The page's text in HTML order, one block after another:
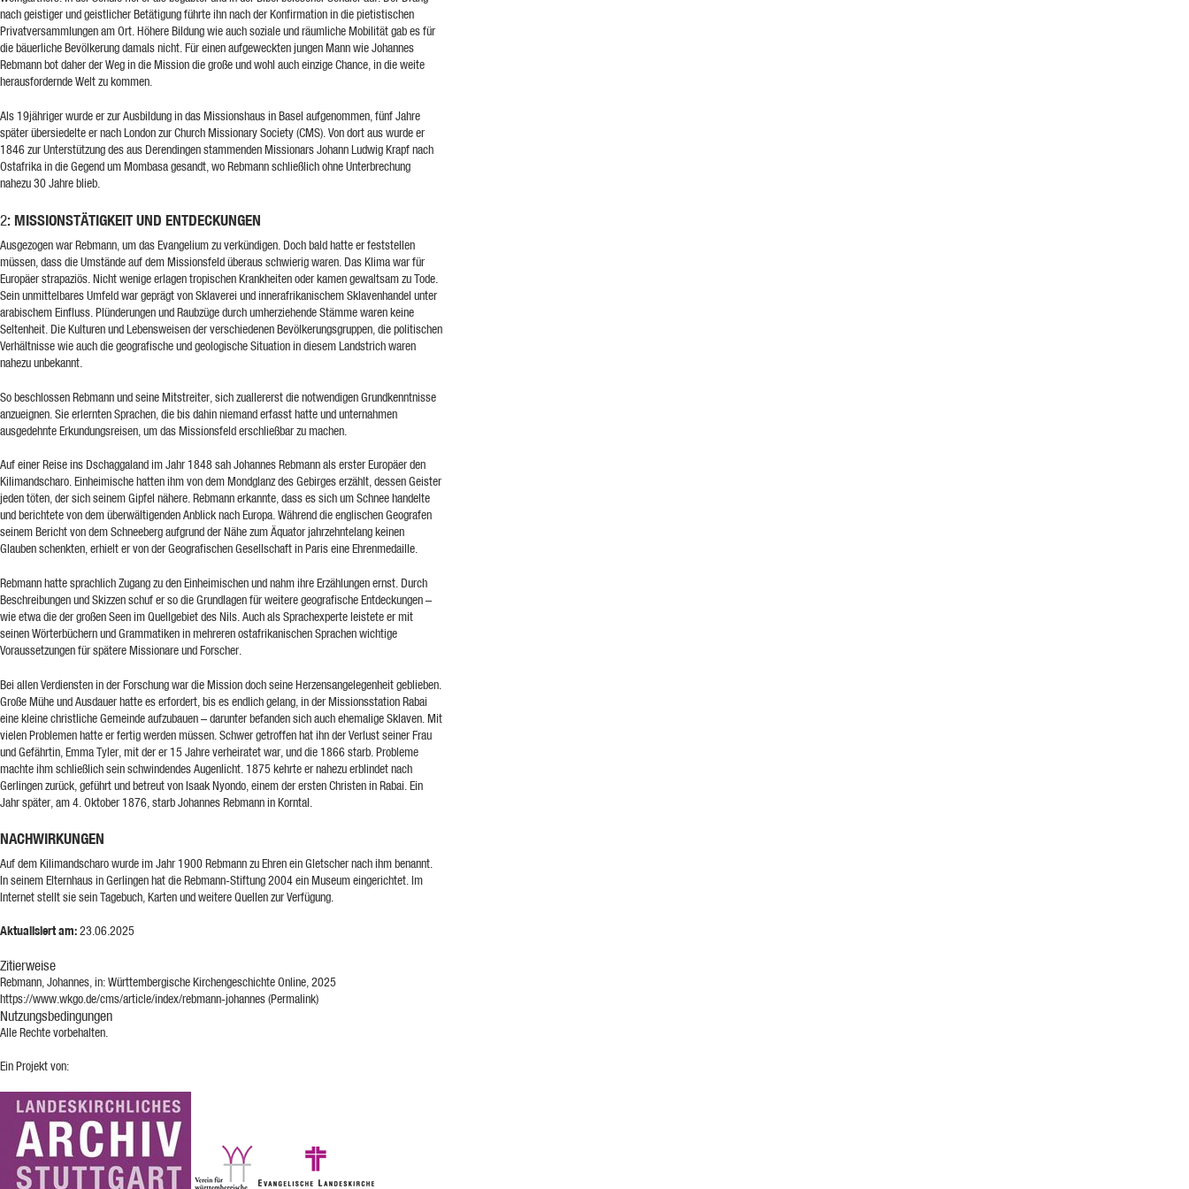
nach geistiger und geistlicher Betätigung führte ihn nach der Konfirmation in die pietistischen
Privatversammlungen am Ort. Höhere Bildung wie auch soziale und räumliche Mobilität gab es für
die bäuerliche Bevölkerung damals nicht. Für einen aufgeweckten jungen Mann wie Johannes
Rebmann bot daher der Weg in die Mission die große und wohl auch einzige Chance, in die weite
herausfordernde Welt zu kommen.
Als 19jähriger wurde er zur Ausbildung in das Missionshaus in Basel aufgenommen, fünf Jahre
später übersiedelte er nach London zur Church Missionary Society (CMS). Von dort aus wurde er
1846 zur Unterstützung des aus Derendingen stammenden Missionars Johann Ludwig Krapf nach
Ostafrika in die Gegend um Mombasa gesandt, wo Rebmann schließlich ohne Unterbrechung
nahezu 30 Jahre blieb.
2: MISSIONSTÄTIGKEIT UND ENTDECKUNGEN
Ausgezogen war Rebmann, um das Evangelium zu verkündigen. Doch bald hatte er feststellen
müssen, dass die Umstände auf dem Missionsfeld überaus schwierig waren. Das Klima war für
Europäer strapaziös. Nicht wenige erlagen tropischen Krankheiten oder kamen gewaltsam zu Tode.
Sein unmittelbares Umfeld war geprägt von Sklaverei und innerafrikanischem Sklavenhandel unter
arabischem Einfluss. Plünderungen und Raubzüge durch umherziehende Stämme waren keine
Seltenheit. Die Kulturen und Lebensweisen der verschiedenen Bevölkerungsgruppen, die politischen
Verhältnisse wie auch die geografische und geologische Situation in diesem Landstrich waren
nahezu unbekannt.
So beschlossen Rebmann und seine Mitstreiter, sich zuallererst die notwendigen Grundkenntnisse
anzueignen. Sie erlernten Sprachen, die bis dahin niemand erfasst hatte und unternahmen
ausgedehnte Erkundungsreisen, um das Missionsfeld erschließbar zu machen.
Auf einer Reise ins Dschaggaland im Jahr 1848 sah Johannes Rebmann als erster Europäer den
Kilimandscharo. Einheimische hatten ihm von dem Mondglanz des Gebirges erzählt, dessen Geister
jeden töten, der sich seinem Gipfel nähere. Rebmann erkannte, dass es sich um Schnee handelte
und berichtete von dem überwältigenden Anblick nach Europa. Während die englischen Geografen
seinem Bericht von dem Schneeberg aufgrund der Nähe zum Äquator jahrzehntelang keinen
Glauben schenkten, erhielt er von der Geografischen Gesellschaft in Paris eine Ehrenmedaille.
Rebmann hatte sprachlich Zugang zu den Einheimischen und nahm ihre Erzählungen ernst. Durch
Beschreibungen und Skizzen schuf er so die Grundlagen für weitere geografische Entdeckungen –
wie etwa die der großen Seen im Quellgebiet des Nils. Auch als Sprachexperte leistete er mit
seinen Wörterbüchern und Grammatiken in mehreren ostafrikanischen Sprachen wichtige
Voraussetzungen für spätere Missionare und Forscher.
Bei allen Verdiensten in der Forschung war die Mission doch seine Herzensangelegenheit geblieben.
Große Mühe und Ausdauer hatte es erfordert, bis es endlich gelang, in der Missionsstation Rabai
eine kleine christliche Gemeinde aufzubauen – darunter befanden sich auch ehemalige Sklaven. Mit
vielen Problemen hatte er fertig werden müssen. Schwer getroffen hat ihn der Verlust seiner Frau
und Gefährtin, Emma Tyler, mit der er 15 Jahre verheiratet war, und die 1866 starb. Probleme
machte ihm schließlich sein schwindendes Augenlicht. 1875 kehrte er nahezu erblindet nach
Gerlingen zurück, geführt und betreut von Isaak Nyondo, einem der ersten Christen in Rabai. Ein
Jahr später, am 4. Oktober 1876, starb Johannes Rebmann in Korntal.
NACHWIRKUNGEN
Auf dem Kilimandscharo wurde im Jahr 1900 Rebmann zu Ehren ein Gletscher nach ihm benannt.
In seinem Elternhaus in Gerlingen hat die Rebmann-Stiftung 2004 ein Museum eingerichtet. Im
Internet stellt siesein Tagebuch, Karten und weitere Quellen zur Verfügung
Aktualisiert am:23.06.2025
Zitierweise
Rebmann, Johannes, in: Württembergische Kirchengeschichte Online, 2025
https://www.wkgo.de/cms/article/index/rebmann-johannes (Permalink)
Nutzungsbedingungen
Alle Rechte vorbehalten.
Ein Projekt von: